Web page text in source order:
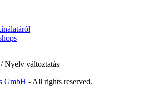
Nyelv változtatás
GmbH - All rights reserved.